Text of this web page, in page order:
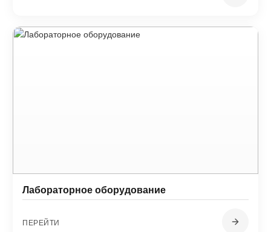
Лабораторное оборудование
ПЕРЕЙТИ